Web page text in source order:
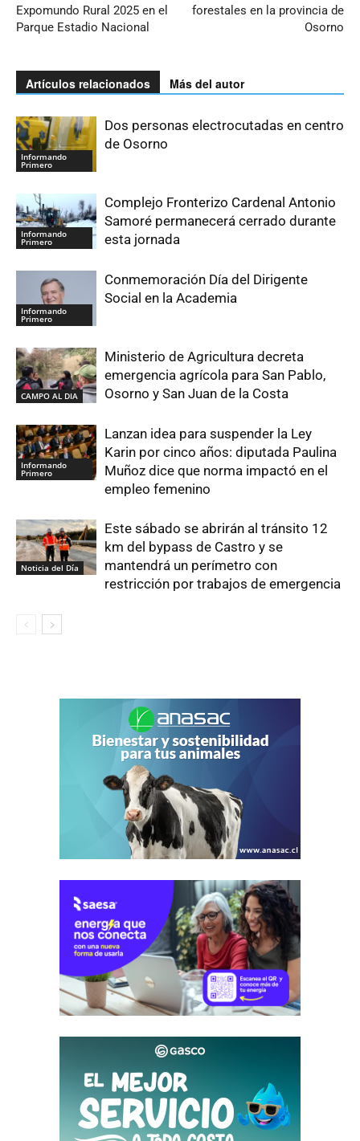
Expomundo Rural 2025 en el
Parque Estadio Nacional
forestales en la provincia de
Osorno
Artículos relacionados Más del autor
Informando
Primero
Dos personas electrocutadas en centro
de Osorno
Informando
Primero
Complejo Fronterizo Cardenal Antonio
Samoré permanecerá cerrado durante
esta jornada
Informando
Primero
Conmemoración Día del Dirigente
Social en la Academia
CAMPO AL DIA
Ministerio de Agricultura decreta
emergencia agrícola para San Pablo,
Osorno y San Juan de la Costa
Informando
Primero
Lanzan idea para suspender la Ley
Karin por cinco años: diputada Paulina
Muñoz dice que norma impactó en el
empleo femenino
Noticia del Día
Este sábado se abrirán al tránsito 12
km del bypass de Castro y se
mantendrá un perímetro con
restricción por trabajos de emergencia